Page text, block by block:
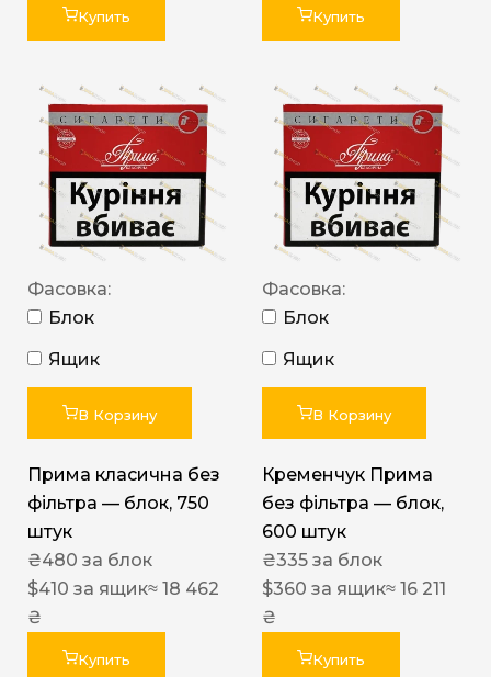
Купить Купить
Фасовка:
Блок
Ящик
В Корзину
Прима класична без
фільтра — блок, 750
штук
₴480 за блок
$410 за ящик≈ 18 462
₴
Купить
Фасовка:
Блок
Ящик
В Корзину
Кременчук Прима
без фільтра — блок,
600 штук
₴335 за блок
$360 за ящик≈ 16 211
₴
Купить